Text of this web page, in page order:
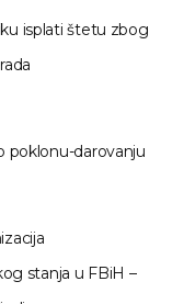
isplati štetu zbog
poklonu-darovanju
stanja u FBiH –